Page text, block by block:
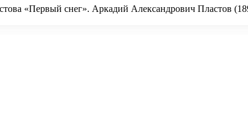
«Первый снег». Аркадий Александрович Пластов